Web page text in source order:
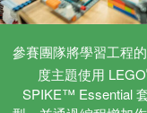
參賽團隊將學習工程
度主題使用 LEGO
SPIKE™ Essential